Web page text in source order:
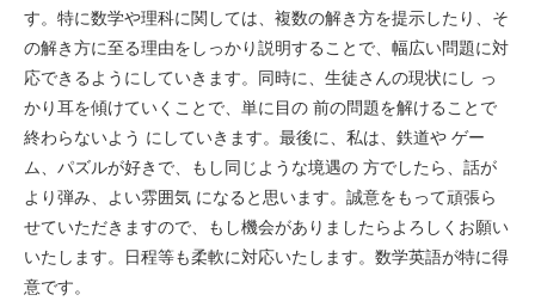
す。特に数学や理科に関しては、複数の解き方を提示したり、そ
の解き方に至る理由をしっかり説明することで、幅広い問題に対
応できるようにしていきます。同時に、生徒さんの現状にし っ
かり耳を傾けていくことで、単に目の 前の問題を解けることで
終わらないよう にしていきます。最後に、私は、鉄道や ゲー
ム、パズルが好きで、もし同じような境遇の 方でしたら、話が
より弾み、よい雰囲気 になると思います。誠意をもって頑張ら
せていただきますので、もし機会がありましたらよろしくお願い
いたします。日程等も柔軟に対応いたします。数学英語が特に得
意です。